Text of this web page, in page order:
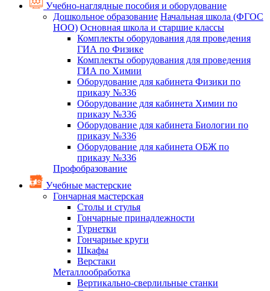
Учебно-наглядные пособия и оборудование
Дошкольное образование Начальная школа (ФГОС
НОО) Основная школа и старшие классы
Комплекты оборудования для проведения
ГИА по Физике
Комплекты оборудования для проведения
ГИА по Химии
Оборудование для кабинета Физики по
приказу №336
Оборудование для кабинета Химии по
приказу №336
Оборудование для кабинета Биологии по
приказу №336
Оборудование для кабинета ОБЖ по
приказу №336
Профобразование
Учебные мастерские
Гончарная мастерская
Столы и стулья
Гончарные принадлежности
Турнетки
Гончарные круги
Шкафы
Верстаки
Металлообработка
Вертикально-сверлильные станки